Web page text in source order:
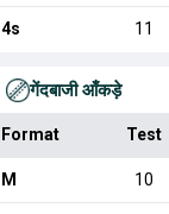
4s 11
गेंदबाजी आँकड़े
Format Test
M 10